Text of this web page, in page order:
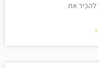
להכיר את